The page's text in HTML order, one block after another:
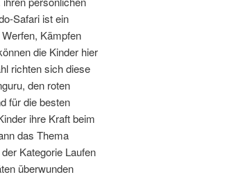
Safari ist ein
Kämpfen
die Kinder hier
richten sich diese
den roten
für die besten
ihre Kraft beim
das Thema
Kategorie Laufen
überwunden